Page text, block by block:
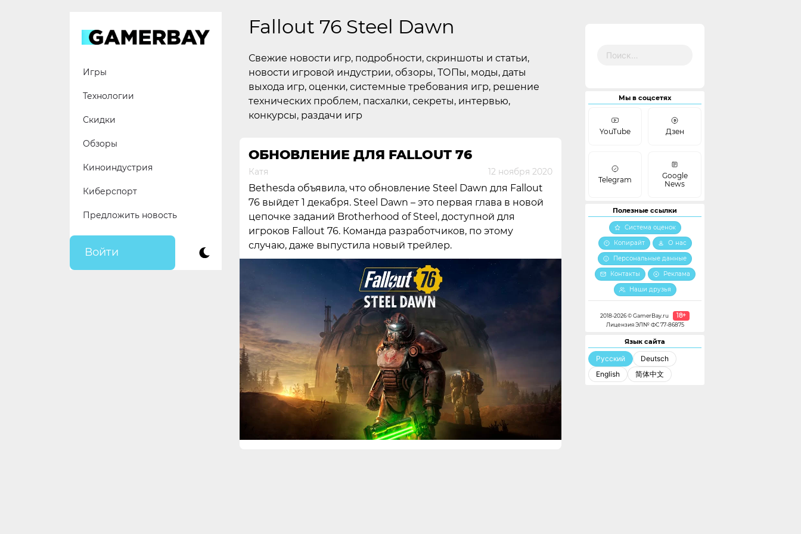
Игры
Технологии
Скидки
Обзоры
Киноиндустрия
Киберспорт
Предложить новость
Войти
Fallout 76 Steel Dawn
Свежие новости игр, подробности, скриншоты и статьи,
новости игровой индустрии, обзоры, ТОПы, моды, даты
выхода игр, оценки, системные требования игр, решение
технических проблем, пасхалки, секреты, интервью,
конкурсы, раздачи игр
ОБНОВЛЕНИЕ ДЛЯ FALLOUT 76
Катя 12 ноября 2020
Bethesda объявила, что обновление Steel Dawn для Fallout
76 выйдет 1 декабря. Steel Dawn – это первая глава в новой
цепочке заданий Brotherhood of Steel, доступной для
игроков Fallout 76. Команда разработчиков, по этому
случаю, даже выпустила новый трейлер.
Мы в соцсетях
YouTube Дзен
Telegram
Google
News
Полезные ссылки
Система оценок
Копирайт
О нас
Персональные данные
Контакты
Реклама
Наши друзья
2018-2026 © GamerBay.ru 18+
Лицензия ЭЛ№ ФС 77-86875
Язык сайта
Русский
Deutsch
English
简体中文